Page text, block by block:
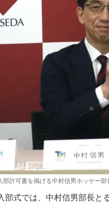
部許可書を掲げる中村信男ホッケー
部式では、中村信男部長と